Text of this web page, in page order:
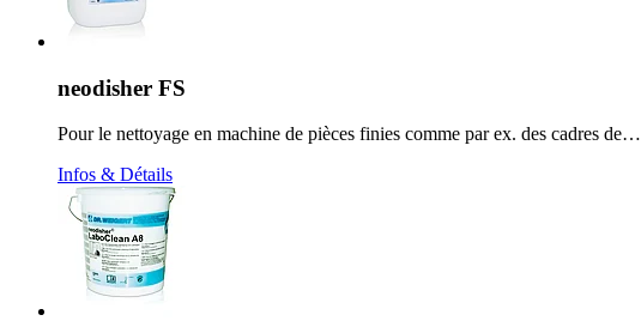
neodisher FS
Pour le nettoyage en machine de pièces finies comme par ex. des cadres de…
Infos & Détails